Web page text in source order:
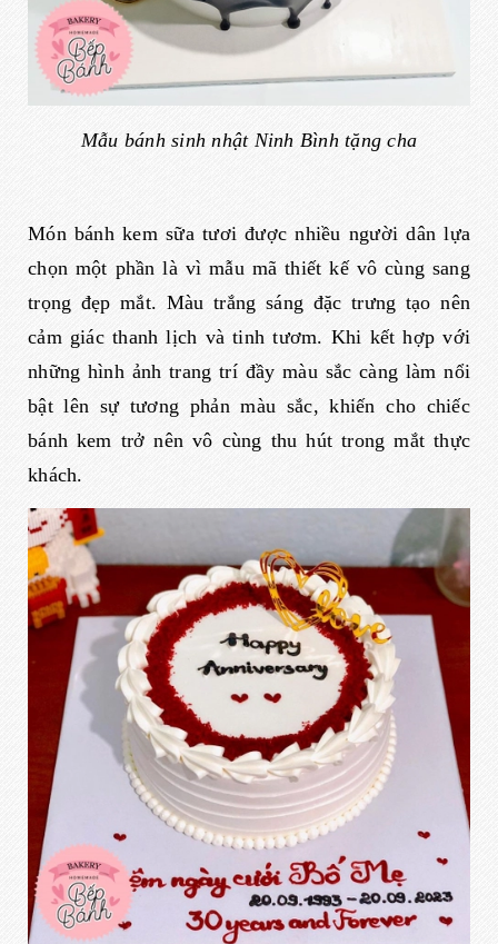
Mẫu bánh sinh nhật Ninh Bình tặng cha
Món bánh kem sữa tươi được nhiều người dân lựa
chọn một phần là vì mẫu mã thiết kế vô cùng sang
trọng đẹp mắt. Màu trắng sáng đặc trưng tạo nên
cảm giác thanh lịch và tinh tươm. Khi kết hợp với
những hình ảnh trang trí đầy màu sắc càng làm nổi
bật lên sự tương phản màu sắc, khiến cho chiếc
bánh kem trở nên vô cùng thu hút trong mắt thực
khách.